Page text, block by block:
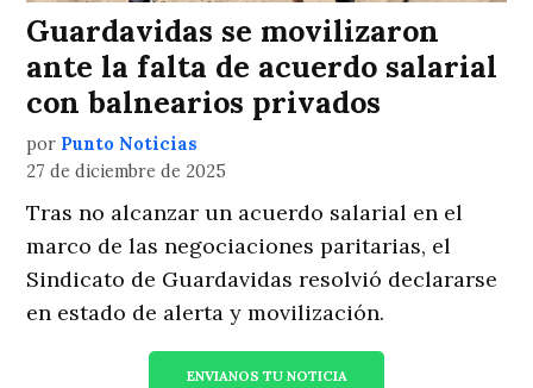
Guardavidas se movilizaron
ante la falta de acuerdo salarial
con balnearios privados
por Punto Noticias
27 de diciembre de 2025
Tras no alcanzar un acuerdo salarial en el
marco de las negociaciones paritarias, el
Sindicato de Guardavidas resolvió declararse
en estado de alerta y movilización.
ENVIANOS TU NOTICIA